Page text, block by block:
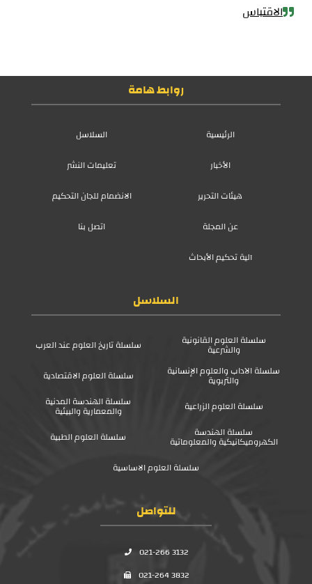
الاقتباس
روابط هامة
الرئيسية
السلاسل
الأخبار
تعليمات النشر
هيئات التحرير
الانضمام للجان التحكيم
عن المجلة
اتصل بنا
آلية تحكيم الأبحاث
السلاسل
سلسلة العلوم القانونية
والشرعية
سلسلة تاريخ العلوم عند العرب
سلسلة الآداب والعلوم الإنسانية
والتربوية
سلسلة العلوم الاقتصادية
سلسلة العلوم الزراعية
سلسلة الهندسة المدنية
والمعمارية والبيئية
سلسلة الهندسة
الكهروميكانيكية والمعلوماتية
سلسلة العلوم الطبية
سلسلة العلوم الاساسية
للتواصل
021-266 3132
021-264 3832